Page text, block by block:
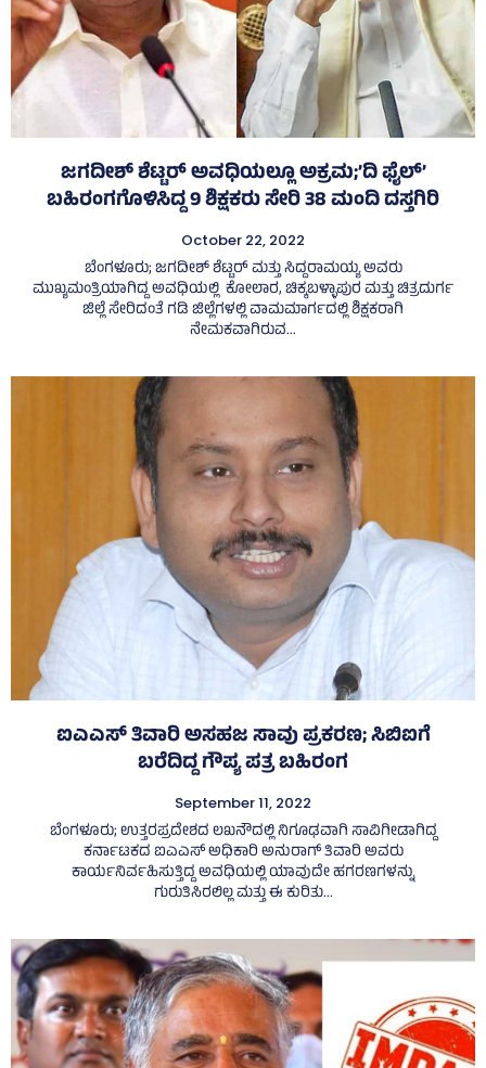
ಜಗದೀಶ್‌ ಶೆಟ್ಟರ್‌ ಅವಧಿಯಲ್ಲೂ ಅಕ್ರಮ;’ದಿ ಫೈಲ್‌’
ಬಹಿರಂಗಗೊಳಿಸಿದ್ದ 9 ಶಿಕ್ಷಕರು ಸೇರಿ 38 ಮಂದಿ ದಸ್ತಗಿರಿ
October 22, 2022
ಬೆಂಗಳೂರು; ಜಗದೀಶ್‌ ಶೆಟ್ಟರ್‌ ಮತ್ತು ಸಿದ್ದರಾಮಯ್ಯ ಅವರು
ಮುಖ್ಯಮಂತ್ರಿಯಾಗಿದ್ದ ಅವಧಿಯಲ್ಲಿ ಕೋಲಾರ, ಚಿಕ್ಕಬಳ್ಳಾಪುರ ಮತ್ತು ಚಿತ್ರದುರ್ಗ
ಜಿಲ್ಲೆ ಸೇರಿದಂತೆ ಗಡಿ ಜಿಲ್ಲೆಗಳಲ್ಲಿ ವಾಮಮಾರ್ಗದಲ್ಲಿ ಶಿಕ್ಷಕರಾಗಿ
ನೇಮಕವಾಗಿರುವ...
ಐಎಎಸ್‌ ತಿವಾರಿ ಅಸಹಜ ಸಾವು ಪ್ರಕರಣ; ಸಿಬಿಐಗೆ
ಬರೆದಿದ್ದ ಗೌಪ್ಯ ಪತ್ರ ಬಹಿರಂಗ
September 11, 2022
ಬೆಂಗಳೂರು; ಉತ್ತರಪ್ರದೇಶದ ಲಖನೌದಲ್ಲಿ ನಿಗೂಢವಾಗಿ ಸಾವಿಗೀಡಾಗಿದ್ದ
ಕರ್ನಾಟಕದ ಐಎಎಸ್‌ ಅಧಿಕಾರಿ ಅನುರಾಗ್‌ ತಿವಾರಿ ಅವರು
ಕಾರ್ಯನಿರ್ವಹಿಸುತ್ತಿದ್ದ ಅವಧಿಯಲ್ಲಿ ಯಾವುದೇ ಹಗರಣಗಳನ್ನು
ಗುರುತಿಸಿರಲಿಲ್ಲ ಮತ್ತು ಈ ಕುರಿತು...